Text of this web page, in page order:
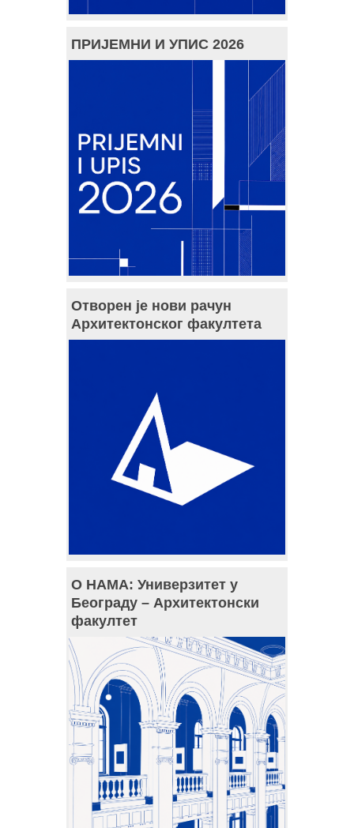
ПРИЈЕМНИ И УПИС 2026
Отворен је нови рачун
Архитектонског факултета
О НАМА: Универзитет у
Београду – Архитектонски
факултет